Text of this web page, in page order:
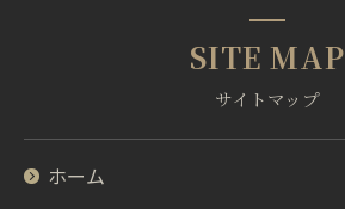
サイトマップ
SITE MAP
ホーム